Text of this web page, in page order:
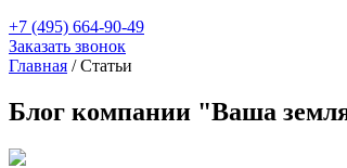
+7 (495) 664-90-49
Заказать звонок
Главная /Статьи
Блог компании "Ваша